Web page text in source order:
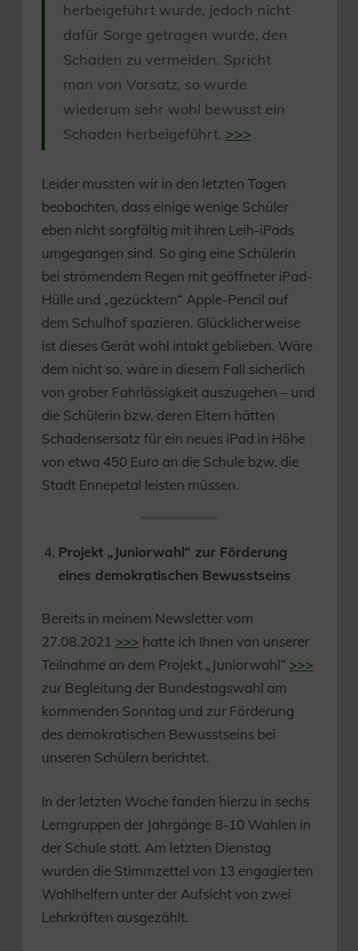
herbeigeführt wurde, jedoch nicht
dafür Sorge getragen wurde, den
Schaden zu vermeiden. Spricht
man von Vorsatz, so wurde
wiederum sehr wohl bewusst ein
Schaden herbeigeführt. >>>
Leider mussten wir in den letzten Tagen
beobachten, dass einige wenige Schüler
eben nicht sorgfältig mit ihren Leih-iPads
umgegangen sind. So ging eine Schülerin
bei strömendem Regen mit geöffneter iPad-
Hülle und „gezücktem“ Apple-Pencil auf
dem Schulhof spazieren. Glücklicherweise
ist dieses Gerät wohl intakt geblieben. Wäre
dem nicht so, wäre in diesem Fall sicherlich
von grober Fahrlässigkeit auszugehen – und
die Schülerin bzw. deren Eltern hätten
Schadensersatz für ein neues iPad in Höhe
von etwa 450 Euro an die Schule bzw. die
Stadt Ennepetal leisten müssen.
Projekt „Juniorwahl“ zur Förderung
eines demokratischen Bewusstseins
Bereits in meinem Newsletter vom
27.08.2021 >>> hatte ich Ihnen von unserer
Teilnahme an dem Projekt „Juniorwahl“ >>>
zur Begleitung der Bundestagswahl am
kommenden Sonntag und zur Förderung
des demokratischen Bewusstseins bei
unseren Schülern berichtet.
In der letzten Woche fanden hierzu in sechs
Lerngruppen der Jahrgänge 8-10 Wahlen in
der Schule statt. Am letzten Dienstag
wurden die Stimmzettel von 13 engagierten
Wahlhelfern unter der Aufsicht von zwei
Lehrkräften ausgezählt.